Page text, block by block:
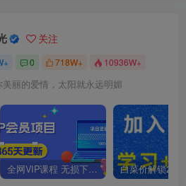
关注
0 718W+ 10936W+
美丽的爱情，太阳就永远明媚
全网VIP课程 无损下载~